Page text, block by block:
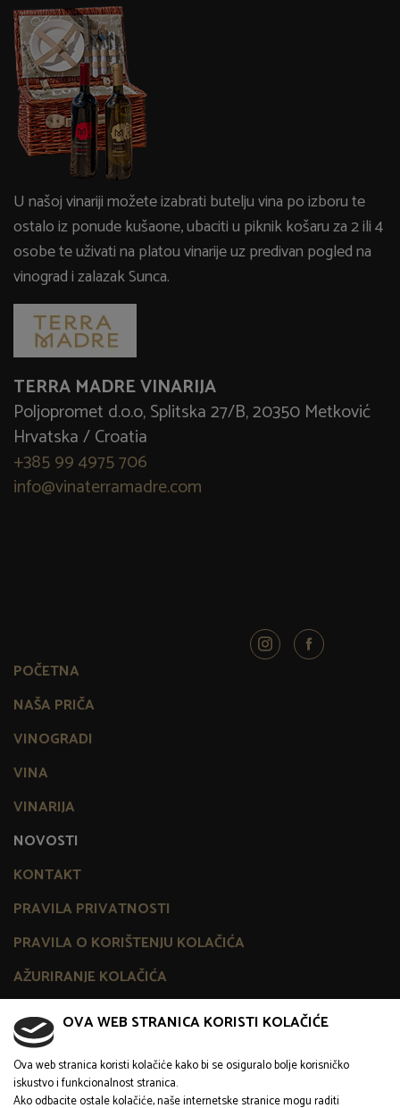
U našoj vinariji možete izabrati butelju vina po izboru te
ostalo iz ponude kušaone, ubaciti u piknik košaru za 2 ili 4
osobe te uživati na platou vinarije uz predivan pogled na
vinograd i zalazak Sunca.
TERRA MADRE VINARIJA
Poljopromet d.o.o, Splitska 27/B, 20350 Metković
Hrvatska / Croatia
+385 99 4975 706
info@vinaterramadre.com
POČETNA
NAŠA PRIČA
VINOGRADI
VINA
VINARIJA
NOVOSTI
KONTAKT
PRAVILA PRIVATNOSTI
PRAVILA O KORIŠTENJU KOLAČIĆA
AŽURIRANJE KOLAČIĆA
OVA WEB STRANICA KORISTI KOLAČIĆE
Ova web stranica koristi kolačiće kako bi se osiguralo bolje korisničko
iskustvo i funkcionalnost stranica.
Ako odbacite ostale kolačiće, naše internetske stranice mogu raditi